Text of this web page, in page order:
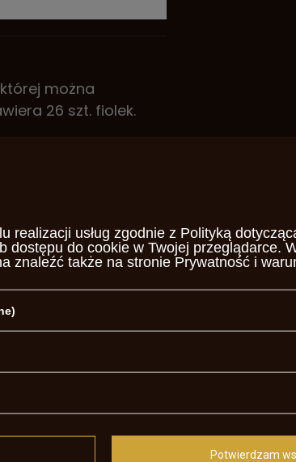
można
26 szt. fiolek.
PYTANIA INNYCH KLIENTÓW
Który klucz do
dla
O FIOLKI DO PROCHU 33GRAINS
realizacji usług zgodnie z Polityką
dostępu do cookie w Twojej przeglądarce.
znaleźć także na stronie Prywatność i
Potwierdzam